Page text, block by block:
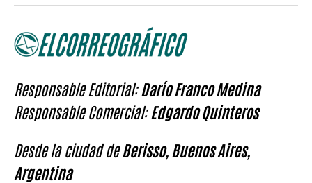
Responsable Editorial:Darío Franco Medina
Responsable Comercial:Edgardo Quinteros
Desde la ciudad deBerisso, Buenos Aires,
Argentina